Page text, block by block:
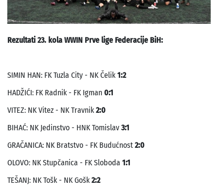
Rezultati 23. kola WWIN Prve lige Federacije BiH:
SIMIN HAN: FK Tuzla City - NK Čelik1:2
HADŽIĆI: FK Radnik - FK Igman 0:1
VITEZ: NK Vitez - NK Travnik2:0
BIHAĆ: NK Jedinstvo - HNK Tomislav 3:1
GRAČANICA: NK Bratstvo - FK Budućnost 2:0
OLOVO: NK Stupčanica - FK Sloboda 1:1
TEŠANJ: NK Tošk - NK Gošk2:2